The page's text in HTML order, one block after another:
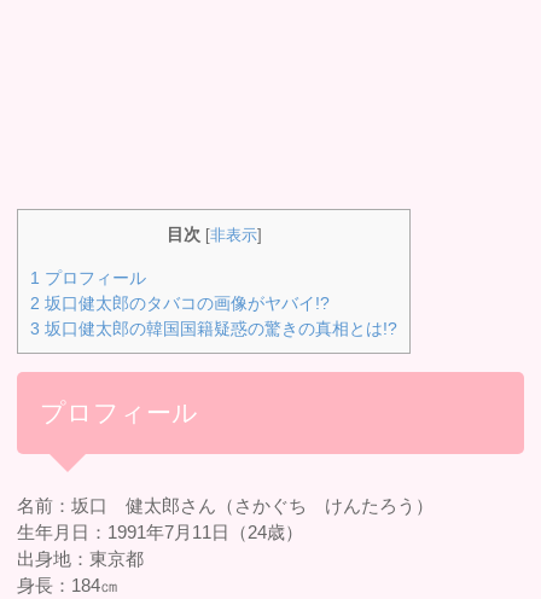
目次 [非表示]
1 プロフィール
2 坂口健太郎のタバコの画像がヤバイ!?
3 坂口健太郎の韓国国籍疑惑の驚きの真相とは!?
プロフィール
名前：坂口 健太郎さん（さかぐち けんたろう）
生年月日：1991年7月11日（24歳）
出身地：東京都
身長：184㎝